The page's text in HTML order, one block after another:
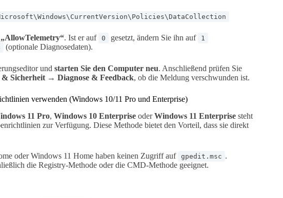
„AllowTelemetry“. Ist er auf 0 gesetzt, ändern Sie ihn auf 1
(optionale Diagnosedaten).
und starten Sie den Computer neu. Anschließend prüfen Sie
Sicherheit → Diagnose & Feedback, ob die Meldung verschwunden ist.
verwenden (Windows 10/11 Pro und Enterprise)
11 Pro, Windows 10 Enterprise oderWindows 11 Enterprise steht
zur Verfügung. Diese Methode bietet den Vorteil, dass sie direkt
oder Windows 11 Home haben keinen Zugriff auf gpedit.msc .
die Registry-Methode oder die CMD-Methode geeignet.